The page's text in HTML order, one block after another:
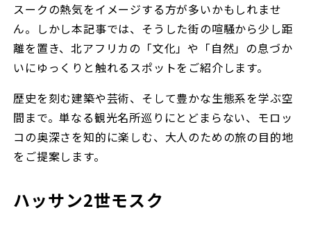
スークの熱気をイメージする方が多いかもしれませ
ん。しかし本記事では、そうした街の喧騒から少し距
離を置き、北アフリカの「文化」や「自然」の息づか
いにゆっくりと触れるスポットをご紹介します。
歴史を刻む建築や芸術、そして豊かな生態系を学ぶ空
間まで。単なる観光名所巡りにとどまらない、モロッ
コの奥深さを知的に楽しむ、大人のための旅の目的地
をご提案します。
ハッサン2世モスク